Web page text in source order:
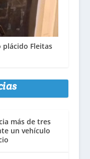
Fleitas
más de tres
un vehículo